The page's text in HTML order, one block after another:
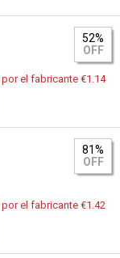
52%
OFF
el fabricante €1.14
81%
OFF
el fabricante €1.42